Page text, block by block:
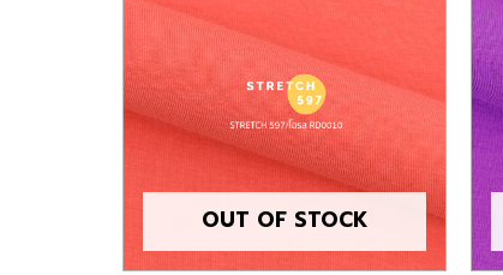
OUT OF STOCK